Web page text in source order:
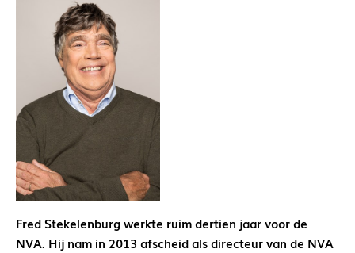
Fred Stekelenburg werkte ruim dertien jaar voor de
NVA. Hij nam in 2013 afscheid als directeur van de NVA